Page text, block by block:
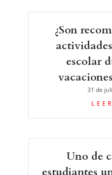
¿Son
escolar
31 de
Uno de